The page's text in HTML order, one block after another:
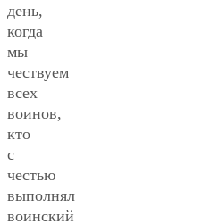
день,
когда
мы
чествуем
всех
воинов,
кто
с
честью
выполнял
воинский